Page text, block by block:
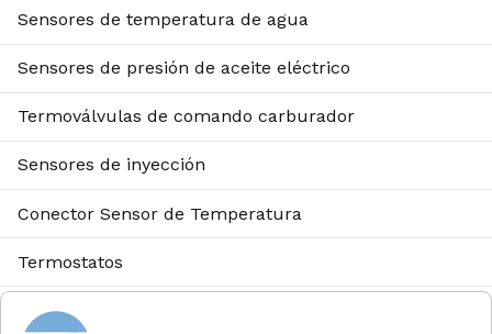
Sensores de temperatura de agua
Sensores de presión de aceite eléctrico
Termoválvulas de comando carburador
Sensores de inyección
Conector Sensor de Temperatura
Termostatos